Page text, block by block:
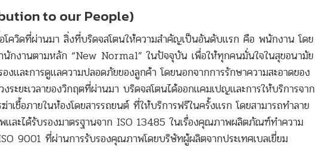
to our People)
อโควิดที่ผ่านมา สิ่งที่บริดจสโตนให้ความสำคัญเป็นอันดับแรก คือ พนักงาน โดย
นักงานตามหลัก “New Normal” ในปัจจุบัน เพื่อให้ทุกคนมั่นใจในสุขอนามัย
งและการดูแลความปลอดภัยของลูกค้า โดยนอกจากการรักษาความสะอาดของ
ะยะเวลาของวิกฤตที่ผ่านมา บริดจสโตนได้ออกแคมเปญและการให้บริการจาก
ชื้อภายในห้องโดยสารรถยนต์ ที่ให้บริการฟรีในครั้งแรก โดยสามารถทำลาย
พและได้รับรองมาตรฐานจาก ISO 13485 ในเรื่องคุณภาพผลิตภัณฑ์ทำความ
9001 ที่ผ่านการรับรองคุณภาพโดยบริษัทผู้ผลิตจากประเทศเบลเยี่ยม